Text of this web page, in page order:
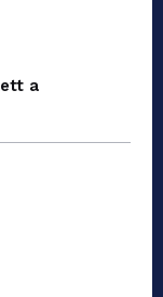
a